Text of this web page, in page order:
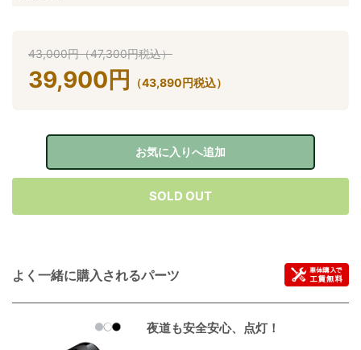
43,000円（47,300円税込）
39,900 円 （43,890円税込）
お気に入りへ追加
SOLD OUT
よく一緒に購入されるパーツ
夜道も安全安心、点灯！